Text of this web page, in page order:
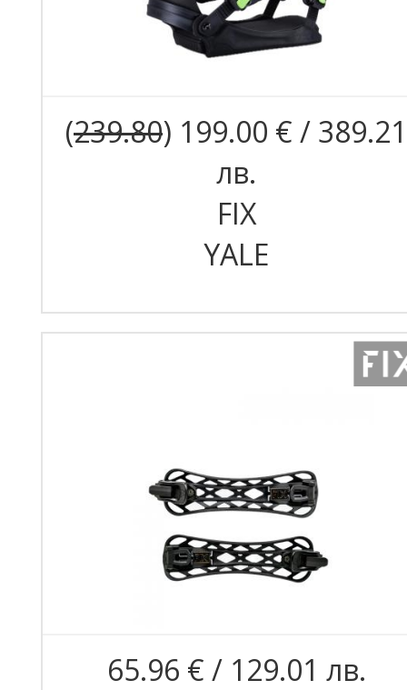
(239.80) 199.00 € / 389.21
лв.
FIX
YALE
65.96 € / 129.01 лв.